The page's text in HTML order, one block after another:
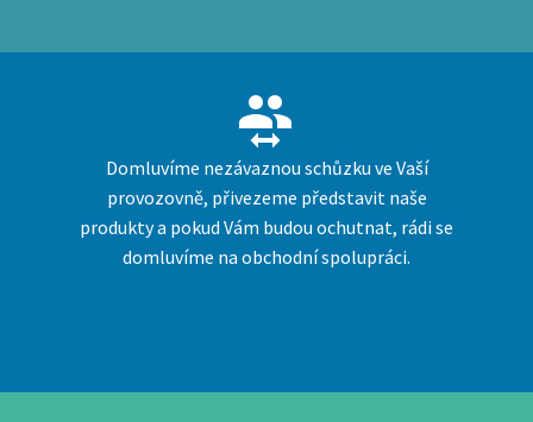


Domluvíme nezávaznou schůzku ve Vaší
provozovně, přivezeme představit naše
produkty a pokud Vám budou ochutnat, rádi se
domluvíme na obchodní spolupráci.